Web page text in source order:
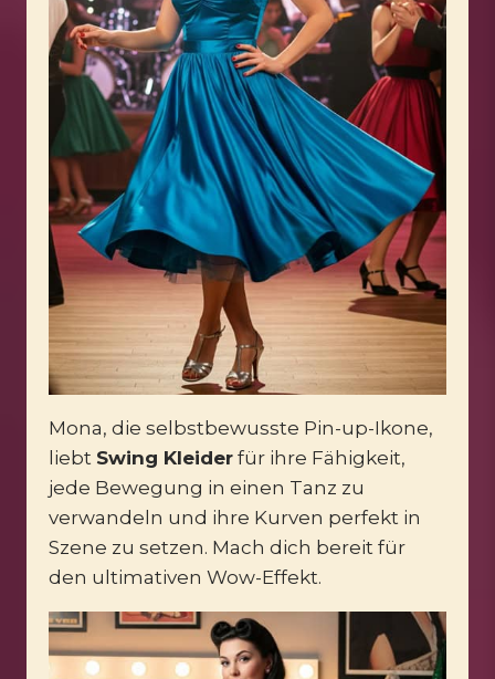
Mona, die selbstbewusste Pin-up-Ikone,
liebt Swing Kleider für ihre Fähigkeit,
jede Bewegung in einen Tanz zu
verwandeln und ihre Kurven perfekt in
Szene zu setzen. Mach dich bereit für
den ultimativen Wow-Effekt.